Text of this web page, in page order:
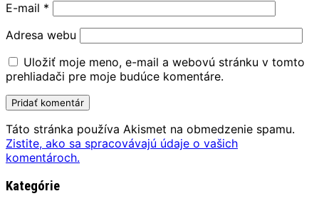
E-mail *
Adresa webu
Uložiť moje meno, e-mail a webovú stránku v tomto
prehliadači pre moje budúce komentáre.
Táto stránka používa Akismet na obmedzenie spamu.
Zistite, ako sa spracovávajú údaje o vašich
komentároch.
Kategórie